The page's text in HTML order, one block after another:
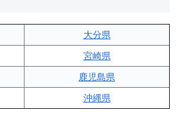
大分県
宮崎県
鹿児島県
沖縄県